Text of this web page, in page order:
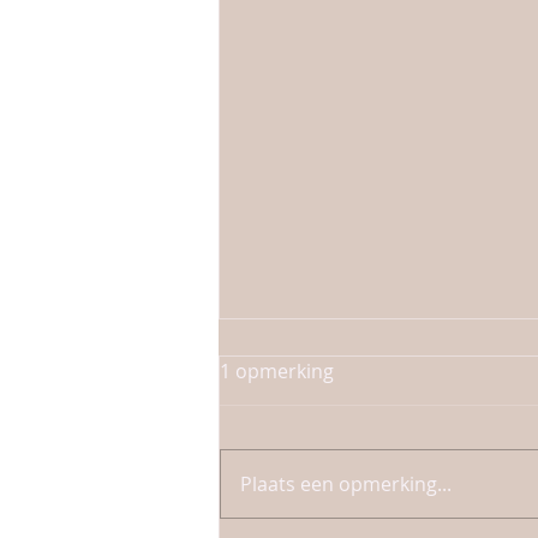
Dertig jaar mantelzorger en
wat dat met je lijf doet
sta je eigenlijk altijd aan! Je bent
24/7 bereikbaar en er gaat geen
1 opmerking
Plaats een opmerking...